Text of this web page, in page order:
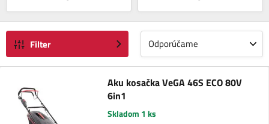
Filter Odporúčame
Aku kosačka VeGA 46S ECO 80V
6in1
Skladom 1 ks